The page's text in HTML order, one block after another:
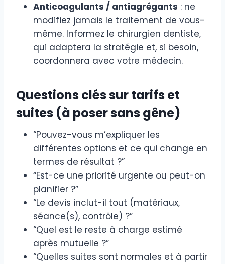
Anticoagulants / antiagrégants : ne
modifiez jamais le traitement de vous-
même. Informez le chirurgien dentiste,
qui adaptera la stratégie et, si besoin,
coordonnera avec votre médecin.
Questions clés sur tarifs et
suites (à poser sans gêne)
“Pouvez-vous m’expliquer les
différentes options et ce qui change en
termes de résultat ?”
“Est-ce une priorité urgente ou peut-on
planifier ?”
“Le devis inclut-il tout (matériaux,
séance(s), contrôle) ?”
“Quel est le reste à charge estimé
après mutuelle ?”
“Quelles suites sont normales et à partir